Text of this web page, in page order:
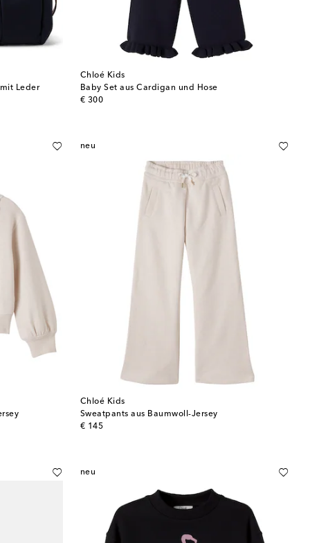
Leder
Chloé Kids
Baby Set aus Cardigan und Hose
€ 300
original price
neu
Chloé Kids
Sweatpants aus Baumwoll-Jersey
€ 145
original price
neu